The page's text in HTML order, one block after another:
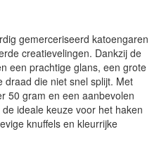
gemerceriseerd katoengaren
creatievelingen. Dankzij de
een prachtige glans, een grote
draad die niet snel splijt. Met
50 gram en een aanbevolen
ideale keuze voor het haken
knuffels en kleurrijke